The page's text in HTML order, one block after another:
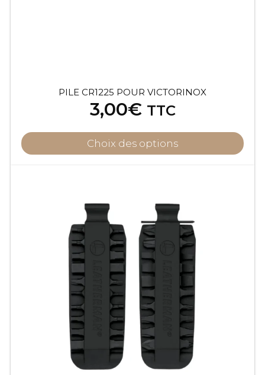
PILE CR1225 POUR VICTORINOX
3,00€ TTC
Choix des options